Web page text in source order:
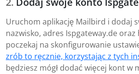
Uruchom aplikację Mailbird i dodaj
nazwisko, adres Ispgateway.de oraz
poczekaj na skonfigurowanie
zrób to ręcznie, korzystając z tych
będziesz mógł dodać więcej kont w